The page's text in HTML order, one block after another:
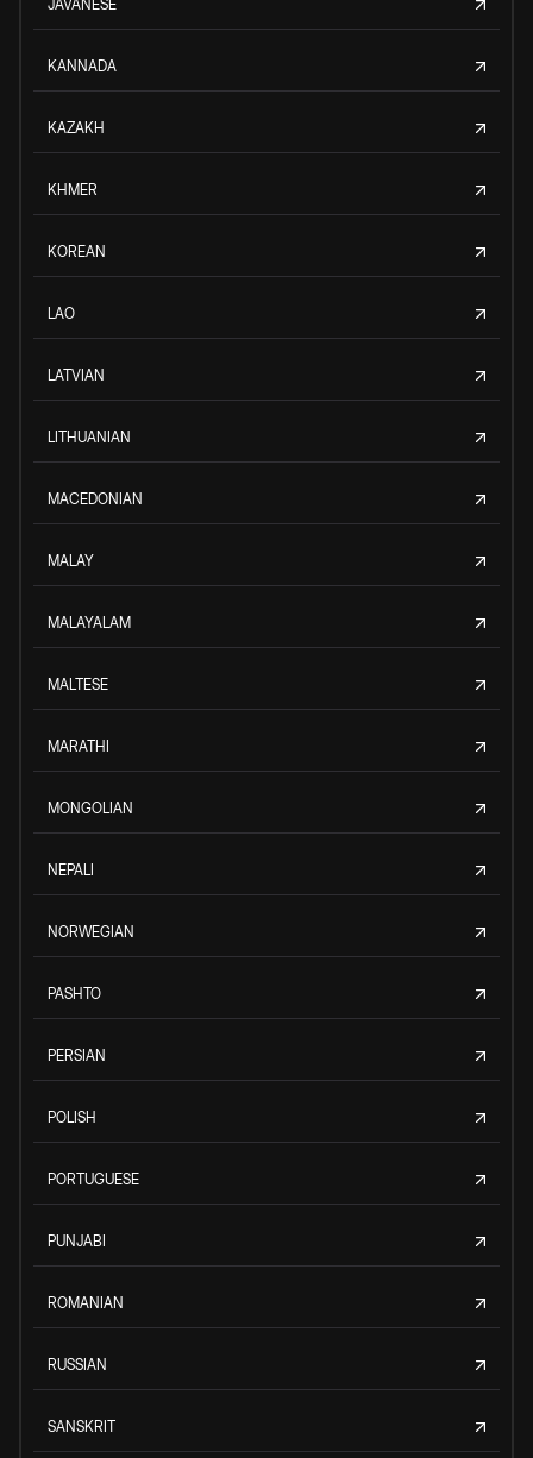
JAVANESE
KANNADA
KAZAKH
KHMER
KOREAN
LAO
LATVIAN
LITHUANIAN
MACEDONIAN
MALAY
MALAYALAM
MALTESE
MARATHI
MONGOLIAN
NEPALI
NORWEGIAN
PASHTO
PERSIAN
POLISH
PORTUGUESE
PUNJABI
ROMANIAN
RUSSIAN
SANSKRIT